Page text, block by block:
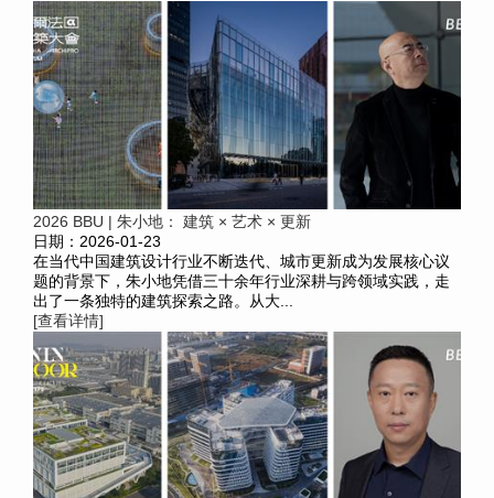
2026 BBU | 朱小地： 建筑 × 艺术 × 更新
日期：2026-01-23
在当代中国建筑设计行业不断迭代、城市更新成为发展核心议
题的背景下，朱小地凭借三十余年行业深耕与跨领域实践，走
出了一条独特的建筑探索之路。从大...
[查看详情]